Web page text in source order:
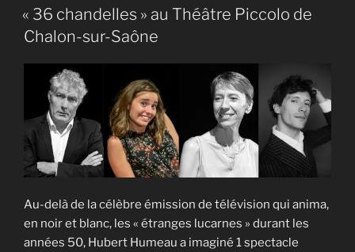
LE
« 36 chandelles » au Théâtre Piccolo de
Chalon-sur-Saône
Au-delà de la célèbre émission de télévision qui anima,
en noir et blanc, les « étranges lucarnes » durant les
années 50, Hubert Humeau a imaginé 1 spectacle